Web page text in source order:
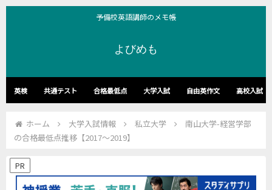
予備校英語講師のメモ帳
よびめも
英検 共通テスト 合格最低点 大学入試 自由英作文 高校入試
ホーム 大学入試情報 私立大学
南山大学-経営学部
の合格最低点推移【2017～2019】
PR